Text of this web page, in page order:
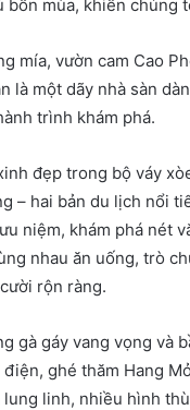
mùa, khiến chúng
mía, vườn cam Cao
một dãy nhà sàn
trình khám phá.
đẹp trong bộ váy
– hai bản du lịch nổi
niệm, khám phá nét
nhau ăn uống, trò
rộn ràng.
gà gáy vang vọng và
ghé thăm Hang
linh, nhiều hình